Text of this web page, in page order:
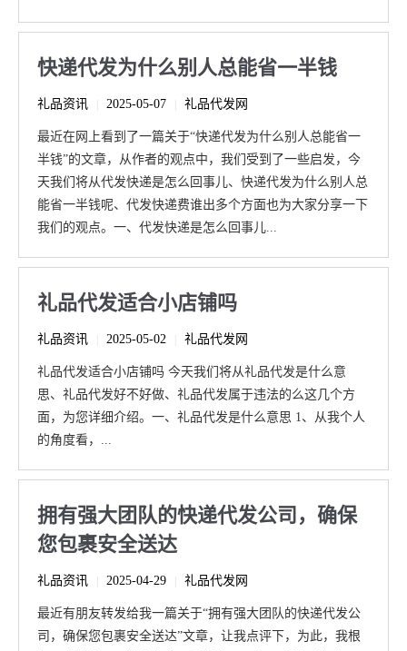
快递代发为什么别人总能省一半钱
礼品资讯 2025-05-07 礼品代发网
最近在网上看到了一篇关于“快递代发为什么别人总能省一
半钱”的文章，从作者的观点中，我们受到了一些启发，今
天我们将从代发快递是怎么回事儿、快递代发为什么别人总
能省一半钱呢、代发快递费谁出多个方面也为大家分享一下
我们的观点。一、代发快递是怎么回事儿...
礼品代发适合小店铺吗
礼品资讯 2025-05-02 礼品代发网
礼品代发适合小店铺吗 今天我们将从礼品代发是什么意
思、礼品代发好不好做、礼品代发属于违法的么这几个方
面，为您详细介绍。一、礼品代发是什么意思 1、从我个人
的角度看，...
拥有强大团队的快递代发公司，确保
您包裹安全送达
礼品资讯 2025-04-29 礼品代发网
最近有朋友转发给我一篇关于“拥有强大团队的快递代发公
司，确保您包裹安全送达”文章，让我点评下，为此，我根